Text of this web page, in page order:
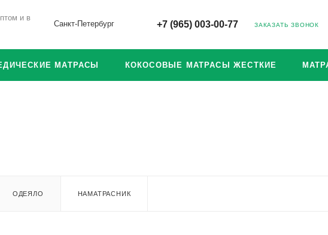
и в
Санкт-Петербург +7 (965) 003-00-77 ЗАКАЗАТЬ ЗВОНОК
МАТРАСЫ КОКОСОВЫЕ МАТРАСЫ ЖЕСТКИЕ
ОДЕЯЛО НАМАТРАСНИК